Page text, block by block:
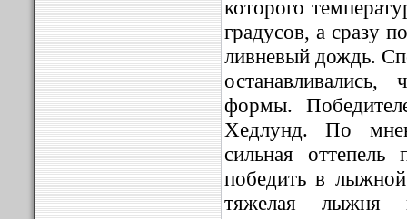
которого
градусов, а сразу
ливневый дождь.
формы.
Хедлунд. По
сильная
победить в
тяжелая лыжня